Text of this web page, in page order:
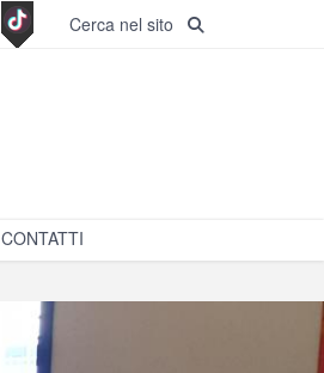
Cerca nel sito
CONTATTI